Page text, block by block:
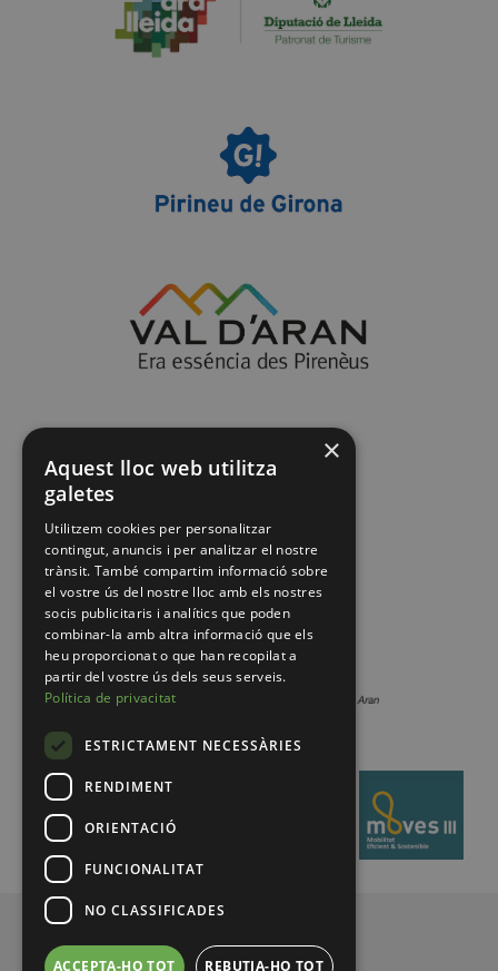
×
Aquest lloc web utilitza
galetes
Utilitzem cookies per personalitzar
contingut, anuncis i per analitzar el nostre
trànsit. També compartim informació sobre
el vostre ús del nostre lloc amb els nostres
socis publicitaris i analítics que poden
combinar-la amb altra informació que els
heu proporcionat o que han recopilat a
partir del vostre ús dels seus serveis.
Política de privacitat
ESTRICTAMENT NECESSÀRIES
RENDIMENT
ORIENTACIÓ
FUNCIONALITAT
NO CLASSIFICADES
ACCEPTA-HO TOT REBUTJA-HO TOT